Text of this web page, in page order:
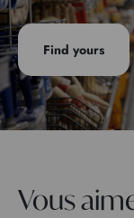
Find yours
Vous